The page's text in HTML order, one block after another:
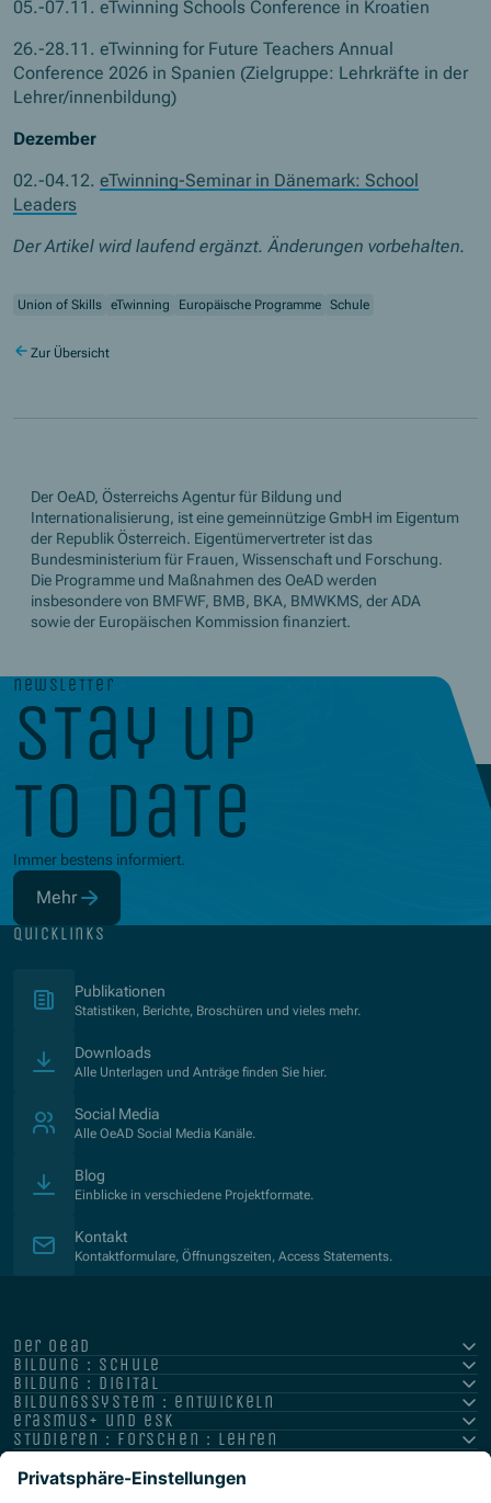
05.-07.11.eTwinning Schools Conference in Kroatien
26.-28.11.eTwinning for Future Teachers Annual
Conference 2026 in Spanien (Zielgruppe: Lehrkräfte in der
Lehrer/innenbildung)
Dezember
02.-04.12.eTwinning-Seminar in Dänemark: School
Leaders
Der Artikel wird laufend ergänzt. Änderungen vorbehalten.
Union of Skills eTwinning Europäische Programme Schule
Zur Übersicht
Der OeAD, Österreichs Agentur für Bildung und
Internationalisierung, ist eine gemeinnützige GmbH im Eigentum
der Republik Österreich. Eigentümervertreter ist das
Bundesministerium für Frauen, Wissenschaft und Forschung.
Die Programme und Maßnahmen des OeAD werden
insbesondere von BMFWF, BMB, BKA, BMWKMS, der ADA
sowie der Europäischen Kommission finanziert.
newsletter
stay up
to date
Immer bestens informiert.
Mehr
(Öffnet in neuem Fenster)
quicklinks
Publikationen
Statistiken, Berichte, Broschüren und vieles mehr.
Downloads
Alle Unterlagen und Anträge finden Sie hier.
Social Media
Alle OeAD Social Media Kanäle.
Blog
Einblicke in verschiedene Projektformate.
Kontakt
Kontaktformulare, Öffnungszeiten, Access Statements.
der oead
bildung : schule
bildung : digital
bildungssystem : entwickeln
erasmus+ und esk
studieren : forschen : lehren
hochschule : strategie : international